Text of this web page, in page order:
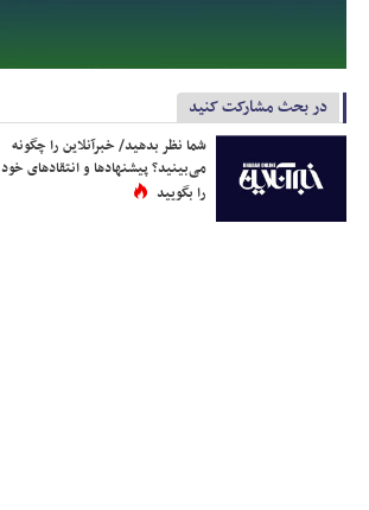
در بحث مشارکت کنید
شما نظر بدهید/ خبرآنلاین را چگونه
می‌بینید؟ پیشنهادها و انتقادهای خود
را بگویید